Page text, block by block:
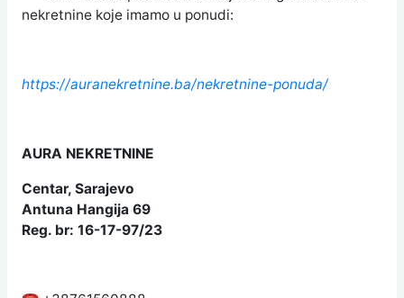
nekretnine koje imamo u ponudi:
https://auranekretnine.ba/nekretnine-ponuda/
AURA NEKRETNINE
Centar, Sarajevo
Antuna Hangija 69
Reg. br: 16-17-97/23